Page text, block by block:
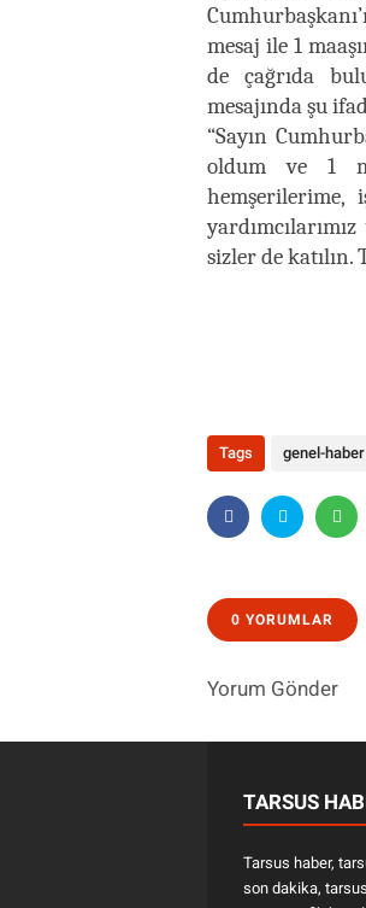
mesaj ile 1
de çağrıda
mesajında şu
“Sayın
oldum ve 1
hemşerilerime,
sizler de katılın.
Tags genel-haber
0 YORUMLAR
Yorum Gönder
TARSUS
Tarsus haber,
son dakika,